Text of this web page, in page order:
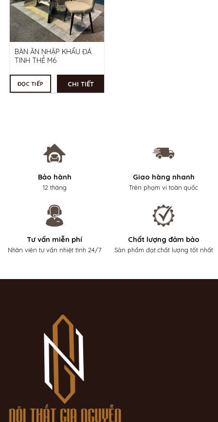
BÀN ĂN NHẬP KHẨU ĐÁ
TINH THỂ M6
ĐỌC TIẾP CHI TIẾT
Bảo hành
12 tháng
Giao hàng nhanh
Trên phạm vi toàn quốc
Tư vấn miễn phí
Nhân viên tư vấn nhiệt tình 24/7
Chất lượng đảm bảo
Sản phẩm đạt chất lượng tốt nhất